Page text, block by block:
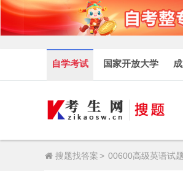
自学考试 国家开放大学
搜题找答案> 00600高级英语试